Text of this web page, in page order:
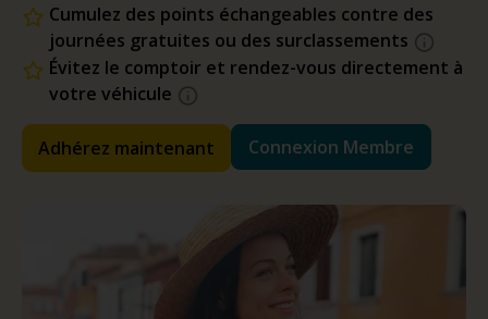
Cumulez des points échangeables contre des
journées gratuites ou des surclassements
Évitez le comptoir et rendez-vous directement à
votre véhicule
Adhérez maintenant Connexion Membre